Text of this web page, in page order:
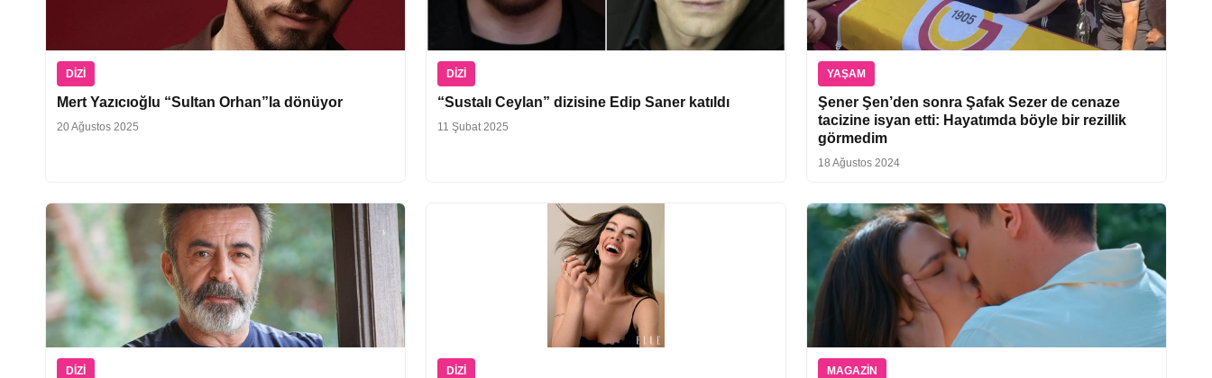
DIZI
Mert Yazıcıoğlu “Sultan Orhan”la dönüyor
20 Ağustos 2025
DIZI
“Sustalı Ceylan” dizisine Edip Saner katıldı
11 Şubat 2025
YAŞAM
Şener Şen’den sonra Şafak Sezer de cenaze
tacizine isyan etti: Hayatımda böyle bir rezillik
görmedim
18 Ağustos 2024
DIZI DIZI MAGAZIN